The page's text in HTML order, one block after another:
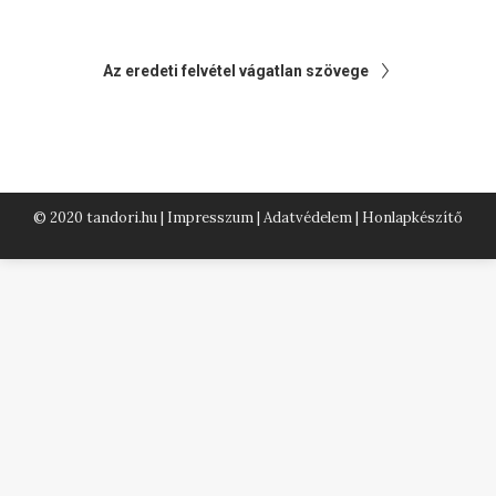
Az eredeti felvétel vágatlan szövege
© 2020 tandori.hu | Impresszum| Adatvédelem| Honlapkészítő